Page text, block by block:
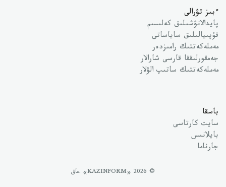
ءبىز تۋرالى
پايدالانۋشىلىق كەلىسىم
قۇپىيالىلىق ساياساتى
مەملەكەتتىك رامىزدەر
جەمقورلىققا قارسى شارالار
مەملەكەتتىك ساتىپ الۋلار
باسقا
سايت كارتاسى
بايلانىس
جارناما
© 2026 «KAZINFORM» حاق